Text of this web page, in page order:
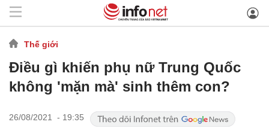
Thế giới
Điều gì khiến phụ nữ Trung Quốc
không 'mặn mà' sinh thêm con?
26/08/2021 - 19:35